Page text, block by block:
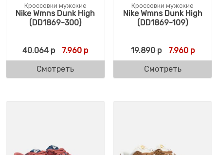
Кроссовки мужские
Nike Wmns Dunk High
(DD1869-300)
40.064р Первоначальная цена составляла
7.960 рТекущая цена: 7.960 р.
Смотреть
Кроссовки мужские
Nike Wmns Dunk High
(DD1869-109)
19.890р 7.960р
Смотреть